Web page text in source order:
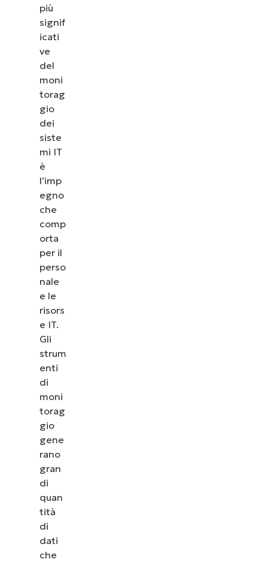
più
signif
icati
ve
del
moni
torag
gio
dei
siste
mi IT
è
l’imp
egno
che
comp
orta
per il
perso
nale
e le
risors
e IT.
Gli
strum
enti
di
moni
torag
gio
gene
rano
gran
di
quan
tità
di
dati
che